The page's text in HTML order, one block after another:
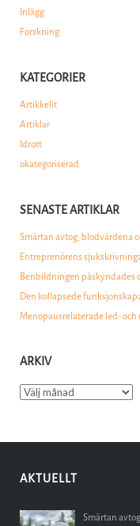
Inlägg
Forskning
KATEGORIER
Artikkelit
Artiklar
Idrott
okategoriserad
SENASTE ARTIKLAR
Smärtan avtog, blodvärdena
Entreprenörens
Benbildningen påskyndades
Den kollapsede
Menopausrelaterade led-
ARKIV
Arkiv
AKTUELLT
Smärtan